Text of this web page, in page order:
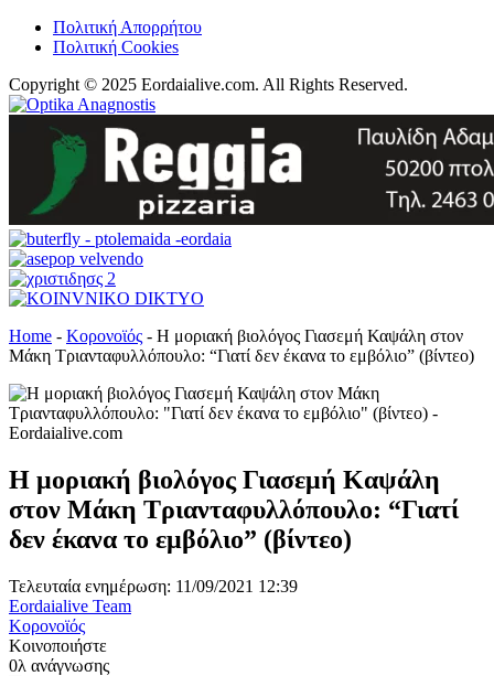
Πολιτική Απορρήτου
Πολιτική Cookies
Copyright © 2025 Eordaialive.com. All Rights Reserved.
Home - Κορονοϊός - Η μοριακή βιολόγος Γιασεμή Καψάλη στον
Μάκη Τριανταφυλλόπουλο: “Γιατί δεν έκανα το εμβόλιο” (βίντεο)
Η μοριακή βιολόγος Γιασεμή Καψάλη
στον Μάκη Τριανταφυλλόπουλο: “Γιατί
δεν έκανα το εμβόλιο” (βίντεο)
Τελευταία ενημέρωση: 11/09/2021 12:39
Eordaialive Team
Κορονοϊός
Κοινοποιήστε
0λ ανάγνωσης